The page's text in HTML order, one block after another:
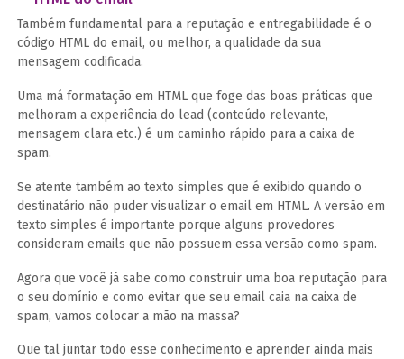
Também fundamental para a reputação e entregabilidade é o
código HTML do email, ou melhor, a qualidade da sua
mensagem codificada.
Uma má formatação em HTML que foge das boas práticas que
melhoram a experiência do lead (conteúdo relevante,
mensagem clara etc.) é um caminho rápido para a caixa de
spam.
Se atente também ao texto simples que é exibido quando o
destinatário não puder visualizar o email em HTML. A versão em
texto simples é importante porque alguns provedores
consideram emails que não possuem essa versão como spam.
Agora que você já sabe como construir uma boa reputação para
o seu domínio e como evitar que seu email caia na caixa de
spam, vamos colocar a mão na massa?
Que tal juntar todo esse conhecimento e aprender ainda mais